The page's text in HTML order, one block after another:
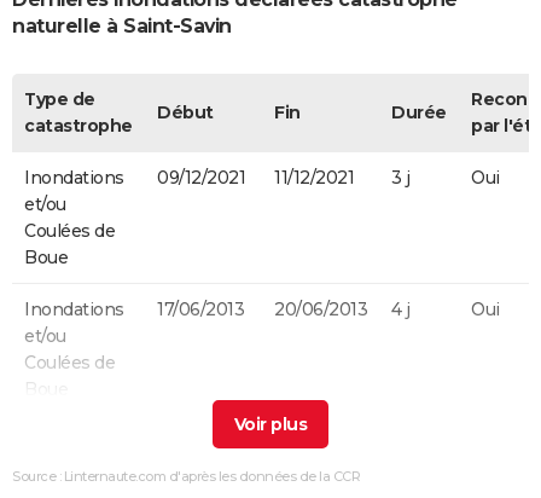
naturelle à Saint-Savin
Type de
catastrophe
Début Fin Durée
par
Inondations
et/ou
Coulées de
Boue
09/12/2021 11/12/2021 3 j Oui
Inondations
et/ou
Coulées de
Boue
17/06/2013 20/06/2013 4 j Oui
et/ou
19/10/2012 21/10/2012
Source : Linternaute.com d'après les données de la CCR